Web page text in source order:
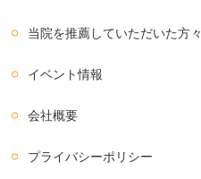
当院を推薦していただいた方々
イベント情報
会社概要
プライバシーポリシー